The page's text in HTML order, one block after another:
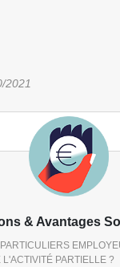
2021
& Avantages
L'ACTIVITÉ PARTIELLE ?